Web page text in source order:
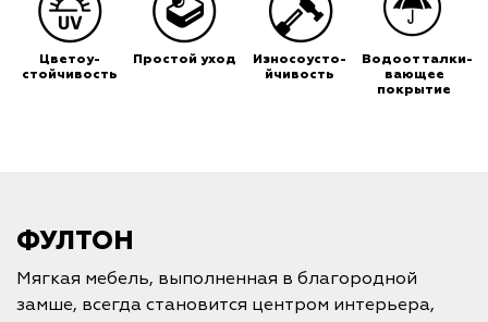
Цветоу-
стойчивость
Простой уход
Износоусто-
йчивость
Водоотталки-
вающее
покрытие
ФУЛТОН
Мягкая мебель, выполненная в благородной
замше, всегда становится центром интерьера,